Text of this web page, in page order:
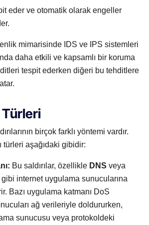
eder ve otomatik olarak engeller
mimarisinde IDS ve IPS sistemleri
daha etkili ve kapsamlı bir koruma
tespit ederken diğeri bu tehditlere
Türleri
birçok farklı yöntemi vardır.
türleri aşağıdaki gibidir:
Bu saldırılar, özellikle DNS veya
gibi internet uygulama sunucularına
Bazı uygulama katmanı DoS
ağ verileriyle doldururken,
sunucusu veya protokoldeki